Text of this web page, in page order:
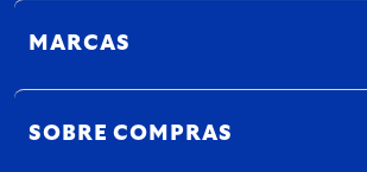
MARCAS
SOBRE COMPRAS